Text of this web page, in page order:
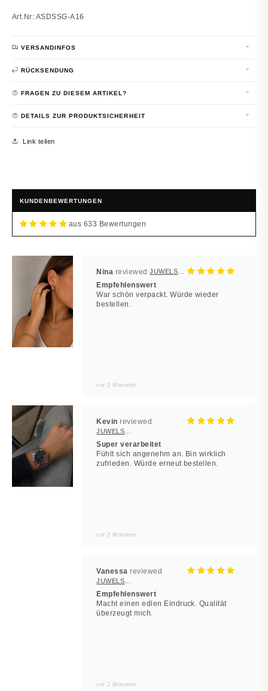
Art.Nr: ASDSSG-A16
VERSANDINFOS
RÜCKSENDUNG
FRAGEN ZU DIESEM ARTIKEL?
DETAILS ZUR PRODUKTSICHERHEIT
Link teilen
KUNDENBEWERTUNGEN
aus 633 Bewertungen
Nina
Empfehlenswert
War schön verpackt. Würde wieder
bestellen.
vor 2 Monaten
Kevin
Super verarbeitet
Fühlt sich angenehm an. Bin wirklich
zufrieden. Würde erneut bestellen.
vor 2 Monaten
Vanessa
Empfehlenswert
Macht einen edlen Eindruck. Qualität
überzeugt mich.
vor 2 Monaten